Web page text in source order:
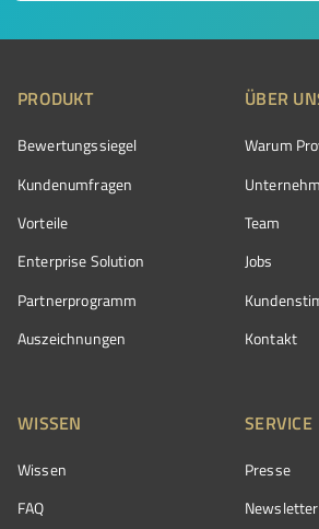
PRODUKT
Bewertungssiegel
Kundenumfragen
Vorteile
Enterprise Solution
Partnerprogramm
Auszeichnungen
ÜBER
Warum
Team
Jobs
Kontakt
WISSEN
Wissen
FAQ
SERVICE
Presse
Newsletter